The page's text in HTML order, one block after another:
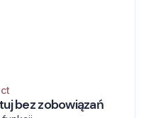
bez zobowiązań